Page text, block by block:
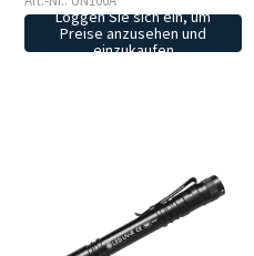
Loggen Sie sich ein, um
Preise anzusehen und
einzukaufen